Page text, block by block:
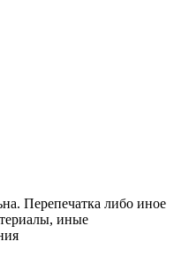
Перепечатка либо иное
иные